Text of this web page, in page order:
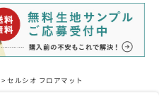
> セルシオ フロアマット